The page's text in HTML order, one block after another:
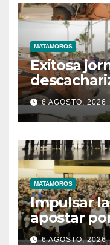
MATAMOROS
Exitosa
6 AGOSTO, 2026
MATAMOROS
Impulsar
apostar
futuro de
6 AGOSTO, 2026